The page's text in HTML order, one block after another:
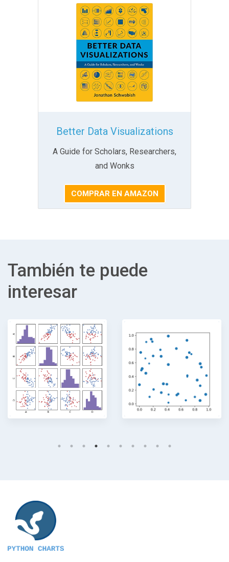
Better Data Visualizations
A Guide for Scholars, Researchers,
and Wonks
COMPRAR EN AMAZON
También te puede
interesar